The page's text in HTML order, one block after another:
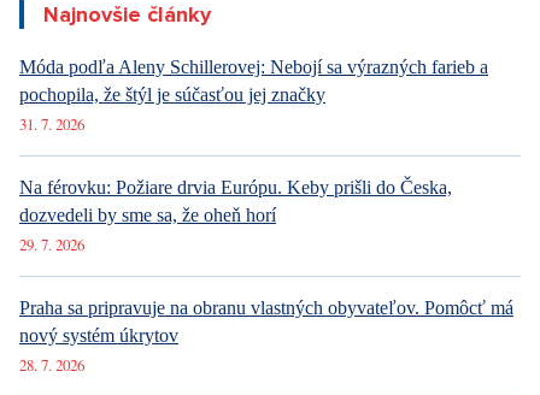
Najnovšie články
Móda podľa Aleny Schillerovej: Nebojí sa výrazných farieb a
pochopila, že štýl je súčasťou jej značky
31. 7. 2026
Na férovku: Požiare drvia Európu. Keby prišli do Česka,
dozvedeli by sme sa, že oheň horí
29. 7. 2026
Praha sa pripravuje na obranu vlastných obyvateľov. Pomôcť má
nový systém úkrytov
28. 7. 2026